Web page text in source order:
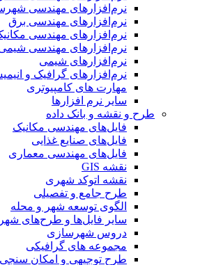
نرم‌افزارهای مهندسی شهرسازی
نرم‌افزارهای مهندسی برق
نرم‌افزارهای مهندسی مکانیک
نرم‌افزارهای مهندسی شیمی
نرم‌افزارهای شیمی
نرم‌افزارهای گرافیک و انیمیشن
مهارت های کامپیوتری
سایر نرم افزارها
طرح و نقشه و بانک داده
فایل‌های مهندسی مکانیک
فایل‌های صنایع غذایی
فایل‌های مهندسی معماری
نقشه GIS
نقشه اتوکد شهری
طرح جامع و تفصیلی
الگوی توسعه شهر و محله
سایر فایل‌ها و طرح‌های شهری
دروس شهرسازی
مجموعه های گرافیکی
طرح توجیهی و امکان سنجی